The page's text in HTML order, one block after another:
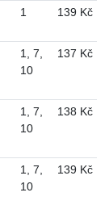
1 139 Kč
1 7
10
137 Kč
1 7
10
138 Kč
1 7
10
139 Kč